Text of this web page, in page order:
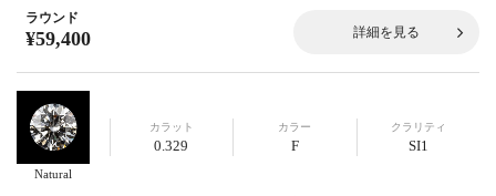
ラウンド
¥59,400 詳細を見る
Natural
カラット
0.329
カラー
F
クラリティ
SI1